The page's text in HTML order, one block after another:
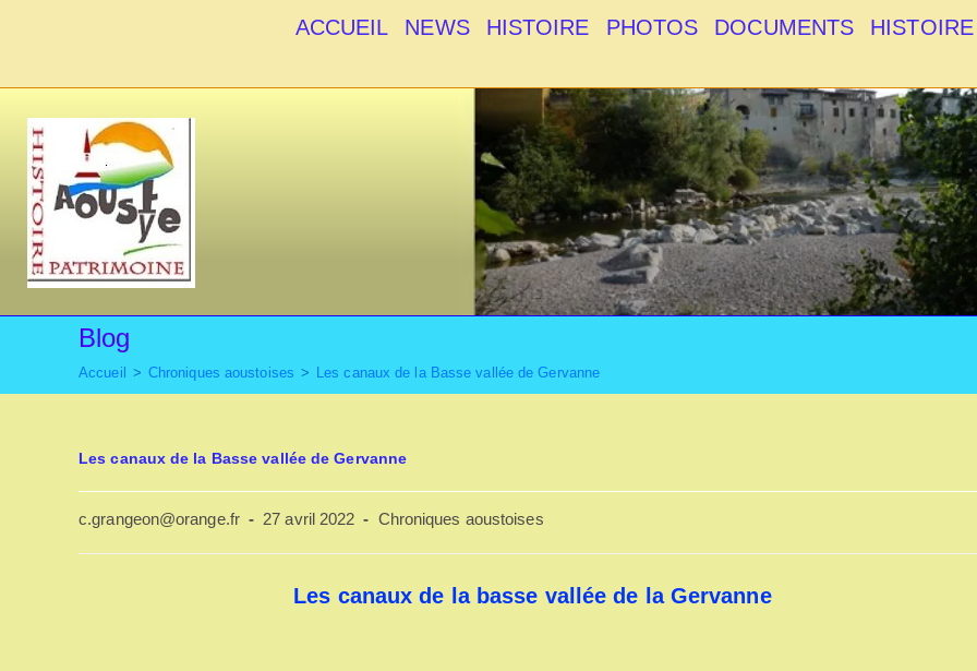
ACCUEIL NEWS HISTOIRE PHOTOS DOCUMENTS HISTOIRE
Blog
Accueil > Chroniques aoustoises > Les canaux de la Basse vallée de Gervanne
Les canaux de la Basse vallée de Gervanne
Auteur/autrice
c.grangeon@orange.fr
Publication
27 avril 2022
Post
Chroniques aoustoises
Les canaux de la basse vallée de la Gervanne